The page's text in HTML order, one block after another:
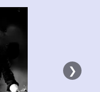
❯